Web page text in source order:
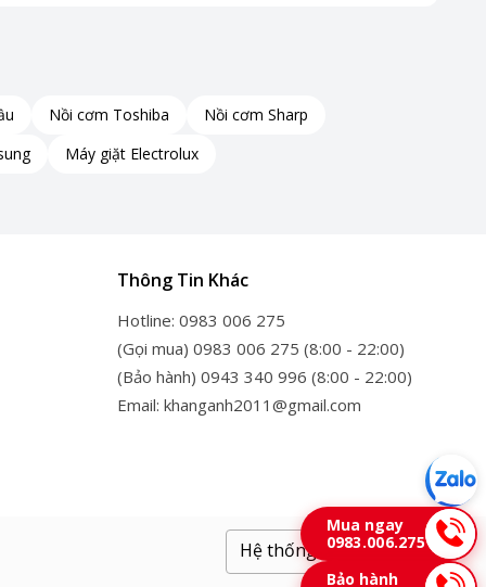
Nồi cơm Toshiba
Nồi cơm Sharp
Máy giặt Electrolux
Thông Tin Khác
Hotline: 0983 006 275
(Gọi mua) 0983 006 275 (8:00 - 22:00)
(Bảo hành) 0943 340 996 (8:00 - 22:00)
Email: khanganh2011@gmail.com
Hệ thống cửa hàng
Mua ngay
0983.006.275
Bảo hành